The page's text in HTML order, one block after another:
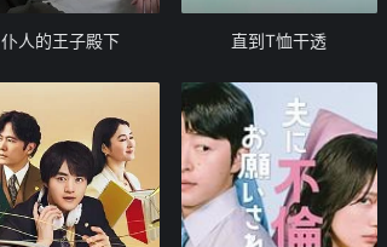
仆人的王子殿下 直到T恤干透